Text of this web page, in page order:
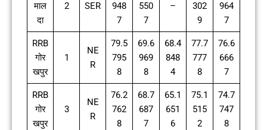
माल
दा
2 SER
948
7
550
7
–
302
9
964
7
RRB
गोर
खपुर
1
NE
R
79.5
795
8
69.6
969
8
68.4
848
4
77.7
777
8
76.6
666
7
RRB
गोर
खपुर
3
NE
R
76.2
762
8
68.7
687
7
65.1
651
6
75.1
515
2
74.7
747
8